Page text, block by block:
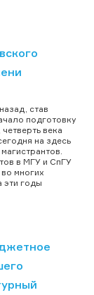
став
подготовку
века
на здесь
в МГУ и СпГУ
многих
эти годы